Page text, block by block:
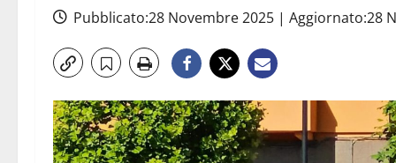
Pubblicato:28 Novembre 2025 | Aggiornato:28